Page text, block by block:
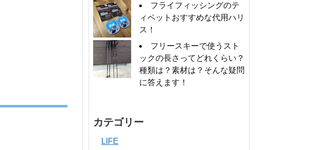
フライフィッシングのテ
ィペットおすすめな代用ハリ
ス！
フリースキーで使うスト
ックの長さってどれくらい？
種類は？素材は？そんな疑問
に答えます！
カテゴリー
LIFE